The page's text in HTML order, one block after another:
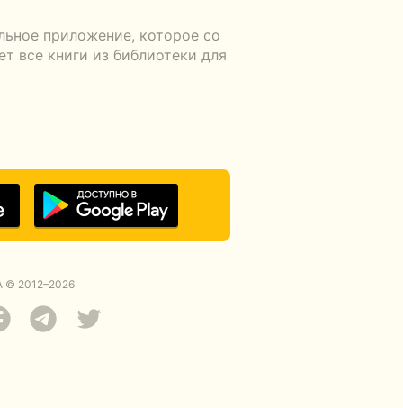
приложение, которое со
все книги из библиотеки для
2012–2026